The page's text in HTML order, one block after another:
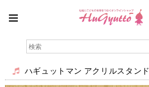
ハギュットマン アクリルスタンド